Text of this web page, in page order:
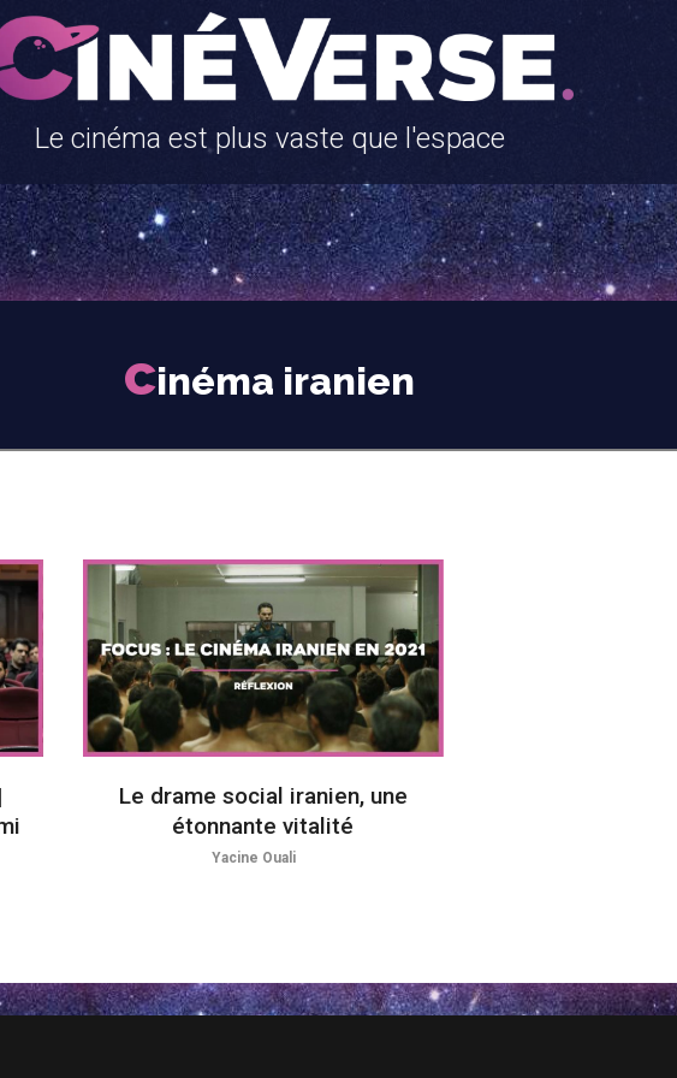
Le cinéma est plus vaste que l'espace
cinéma iranien
Le drame social iranien, une
étonnante vitalité
Yacine Ouali